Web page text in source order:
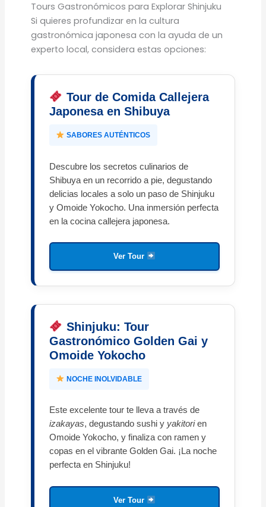
Tours Gastronómicos para Explorar Shinjuku
Si quieres profundizar en la cultura
gastronómica japonesa con la ayuda de un
experto local, considera estas opciones:
Tour de Comida Callejera
Japonesa en Shibuya
SABORES AUTÉNTICOS
Descubre los secretos culinarios de
Shibuya en un recorrido a pie, degustando
delicias locales a solo un paso de Shinjuku
y Omoide Yokocho. Una inmersión perfecta
en la cocina callejera japonesa.
Ver Tour
Shinjuku: Tour
Gastronómico Golden Gai y
Omoide Yokocho
NOCHE INOLVIDABLE
Este excelente tour te lleva a través de
izakayas, degustando sushi y yakitorien
Omoide Yokocho, y finaliza con ramen y
copas en el vibrante Golden Gai. ¡La noche
perfecta en Shinjuku!
Ver Tour